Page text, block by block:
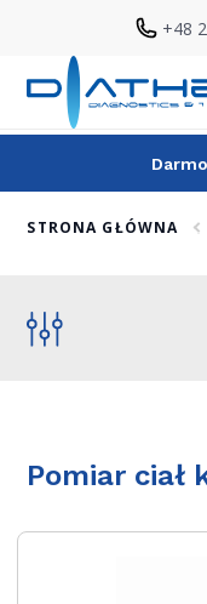
+48
STRONA GŁÓWNA
Pomiar ciał